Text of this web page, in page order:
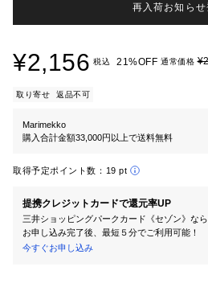
再入荷お知らせ
¥2,156 税込 21%OFF 通常価格
取り寄せ 返品不可
Marimekko
購入合計金額33,000円以上で送料無料
取得予定ポイント数： 19 pt
提携クレジットカードで還元率UP
三井ショッピングパークカード《セゾン》な
お申し込み完了後、最短５分でご利用可能！
今すぐお申し込み